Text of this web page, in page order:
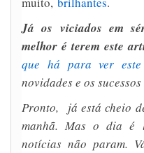
Já os viciados em
melhor é terem este
que há para ver
novidades e os
Pronto, já está cheio
manhã. Mas o dia é
notícias não param.